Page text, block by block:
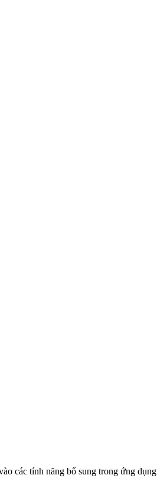
các tính năng bổ sung trong ứng dụng